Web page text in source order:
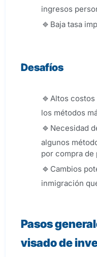
ingresos
Baja tasa
Desafíos
Altos
los métodos
Necesidad
algunos
por compra de
Cambios
inmigración
Pasos
visado de